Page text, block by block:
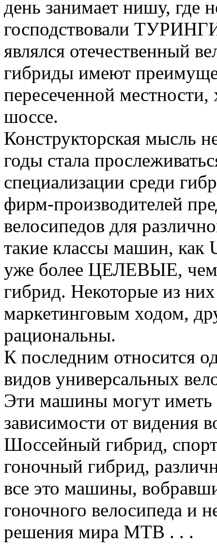
день занимает нишу, где
господствовали
являлся отечественный
гибриды имеют
пересеченной
шоссе.
Конструкторская мысль
годы стала
специализации среди
фирм-производителей
велосипедов для
такие классы машин, как
уже более ЦЕЛЕВЫЕ, чем
гибрид. Некоторые из
маркетинговым ходом,
рациональны.
К последним относится
видов универсальных
Эти машины могут иметь
зависимости от видения
Шоссейный гибрид,
гоночный гибрид,
все это машины,
гоночного велосипеда и
решения мира MTB . . .